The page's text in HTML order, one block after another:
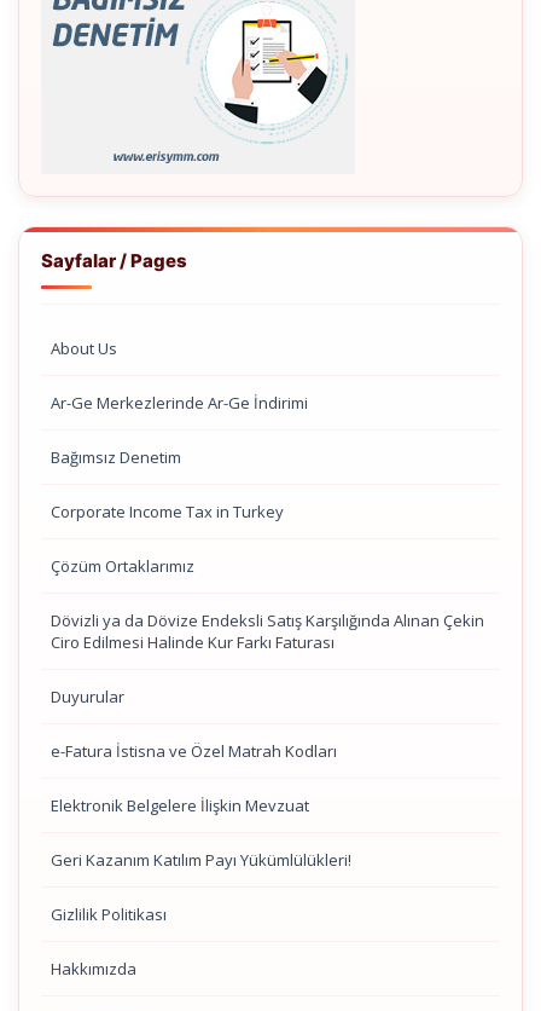
Sayfalar / Pages
About Us
Ar-Ge Merkezlerinde Ar-Ge İndirimi
Bağımsız Denetim
Corporate Income Tax in Turkey
Çözüm Ortaklarımız
Dövizli ya da Dövize Endeksli Satış Karşılığında Alınan Çekin
Ciro Edilmesi Halinde Kur Farkı Faturası
Duyurular
e-Fatura İstisna ve Özel Matrah Kodları
Elektronik Belgelere İlişkin Mevzuat
Geri Kazanım Katılım Payı Yükümlülükleri!
Gizlilik Politikası
Hakkımızda